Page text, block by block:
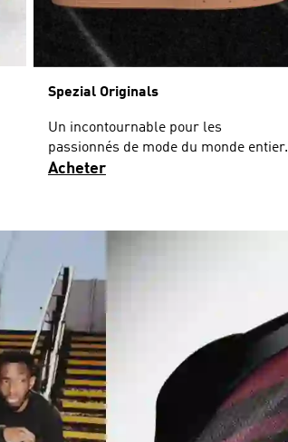
Spezial Originals
Un incontournable pour les
passionnés de mode du monde entier.
Acheter